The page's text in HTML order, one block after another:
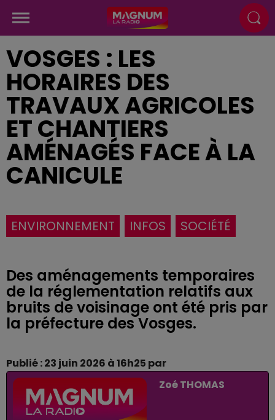
VOSGES : LES
HORAIRES DES
TRAVAUX AGRICOLES
ET CHANTIERS
AMÉNAGÉS FACE À LA
CANICULE
ENVIRONNEMENT INFOS SOCIÉTÉ
Des aménagements temporaires
de la réglementation relatifs aux
bruits de voisinage ont été pris par
la préfecture des Vosges.
Publié : 23 juin 2026 à 16h25 par
Zoé THOMAS